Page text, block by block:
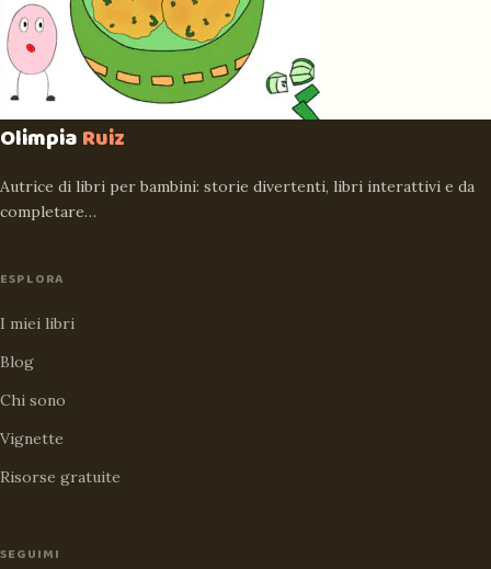
OlimpiaRuiz
Autrice di libri per bambini: storie divertenti, libri interattivi e da
completare…
ESPLORA
I miei libri
Blog
Chi sono
Vignette
Risorse gratuite
SEGUIMI